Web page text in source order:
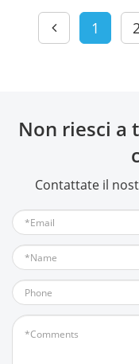
1
Non riesci a
Contattate il